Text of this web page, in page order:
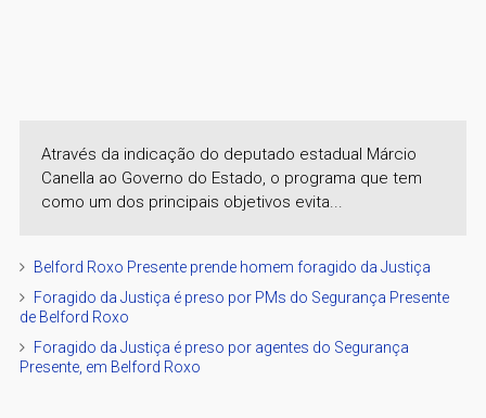
Através da indicação do deputado estadual Márcio
Canella ao Governo do Estado, o programa que tem
como um dos principais objetivos evita...
Belford Roxo Presente prende homem foragido da Justiça
Foragido da Justiça é preso por PMs do Segurança Presente
de Belford Roxo
Foragido da Justiça é preso por agentes do Segurança
Presente, em Belford Roxo